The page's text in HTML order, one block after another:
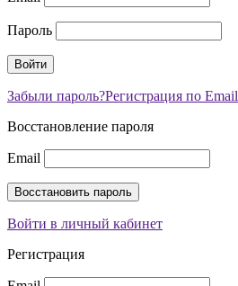
Пароль
Забыли пароль?Регистрация по Email
Восстановление пароля
Email
Войти в личный кабинет
Регистрация